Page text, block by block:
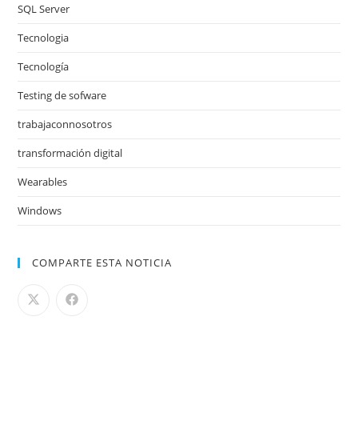
SQL Server
Tecnologia
Tecnología
Testing de sofware
trabajaconnosotros
transformación digital
Wearables
Windows
COMPARTE ESTA NOTICIA